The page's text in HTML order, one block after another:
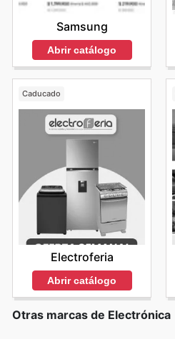
Samsung
Abrir catálogo
Caducado
Electroferia
Abrir catálogo
Otras marcas de Electrónica